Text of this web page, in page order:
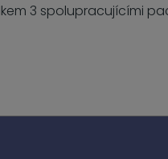
3 spolupracujícími